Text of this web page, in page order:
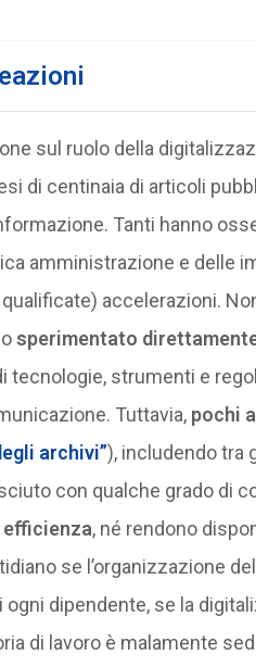
sul ruolo della
di centinaia di articoli
Tanti hanno
amministrazione e delle
accelerazioni.
sperimentato
tecnologie, strumenti e
Tuttavia, pochi
archivi”), includendo tra
con qualche grado di
efficienza, né rendono
se l’organizzazione
dipendente, se la
di lavoro è malamente